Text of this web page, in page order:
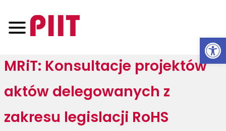
MRiT: Konsultacje projektów
aktów delegowanych z
zakresu legislacji RoHS